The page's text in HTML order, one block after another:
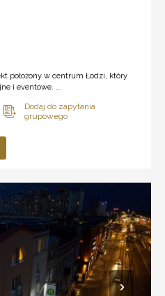
położony w centrum Łodzi, który
i eventowe. ...